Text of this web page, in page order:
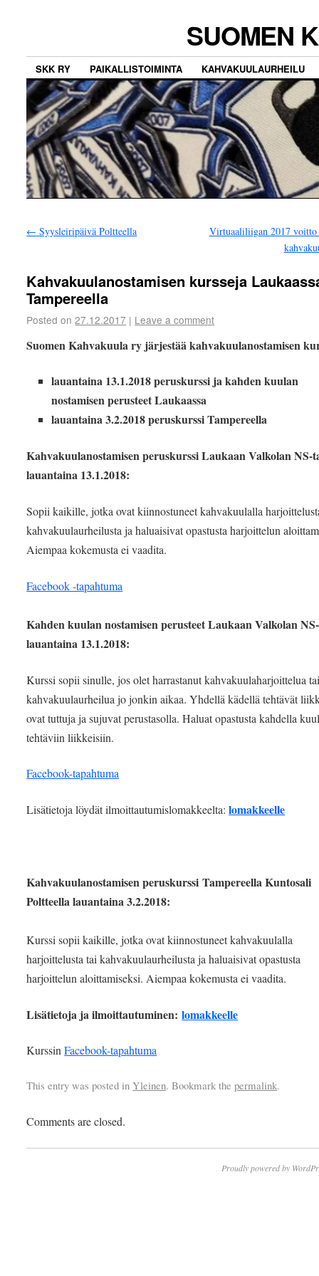
SUOMEN
SKK RY PAIKALLISTOIMINTA KAHVAKUULAURHEILU
← Syysleiripäivä Poltteella
Virtuaaliliigan 2017 voitto
Kahvakuulanostamisen kursseja
Tampereella
Posted on 27.12.2017 | Leave a comment
Suomen Kahvakuula ry järjestää kahvakuulanostamisen
lauantaina 13.1.2018 peruskurssi ja kahden kuulan
nostamisen perusteet Laukaassa
lauantaina 3.2.2018 peruskurssi Tampereella
Kahvakuulanostamisen peruskurssi Laukaan Valkolan NS-
lauantaina 13.1.2018:
Sopii kaikille, jotka ovat kiinnostuneet kahvakuulalla
kahvakuulaurheilusta ja haluaisivat opastusta harjoittelun
Aiempaa kokemusta ei vaadita.
Facebook -tapahtuma
Kahden kuulan nostamisen perusteet Laukaan Valkolan
lauantaina 13.1.2018:
Kurssi sopii sinulle, jos olet harrastanut kahvakuulaharjoittelua
kahvakuulaurheilua jo jonkin aikaa. Yhdellä kädellä tehtävät
ovat tuttuja ja sujuvat perustasolla. Haluat opastusta kahdella
tehtäviin liikkeisiin.
Facebook-tapahtuma
Lisätietoja löydät ilmoittautumislomakkeelta:lomakkeelle
Kahvakuulanostamisen peruskurssi Tampereella Kuntosali
Poltteella lauantaina 3.2.2018:
Kurssi sopii kaikille, jotka ovat kiinnostuneet kahvakuulalla
harjoittelusta tai kahvakuulaurheilusta ja haluaisivat opastusta
harjoittelun aloittamiseksi. Aiempaa kokemusta ei vaadita.
Lisätietoja ja ilmoittautuminen:lomakkeelle
KurssinFacebook-tapahtuma
This entry was posted inYleinen. Bookmark thepermalink.
Comments are closed.
Proudly powered by